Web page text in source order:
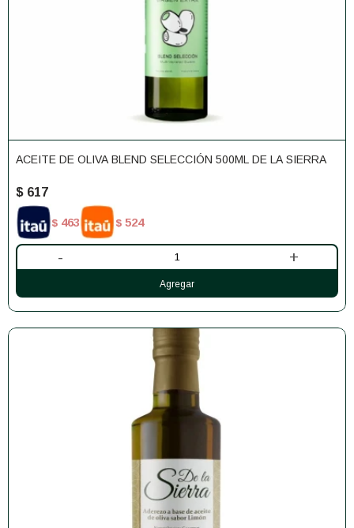
ACEITE DE OLIVA BLEND SELECCIÓN 500ML DE LA SIERRA
$ 617
$ 463 $ 524
- +